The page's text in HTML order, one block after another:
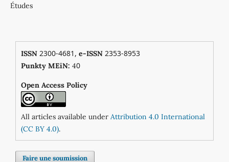
Études
ISSN2300-4681, e-ISSN2353-8953
Punkty MEiN: 40
Open Access Policy
All articles available under Attribution 4.0 International
(CC BY 4.0).
Faire une soumission